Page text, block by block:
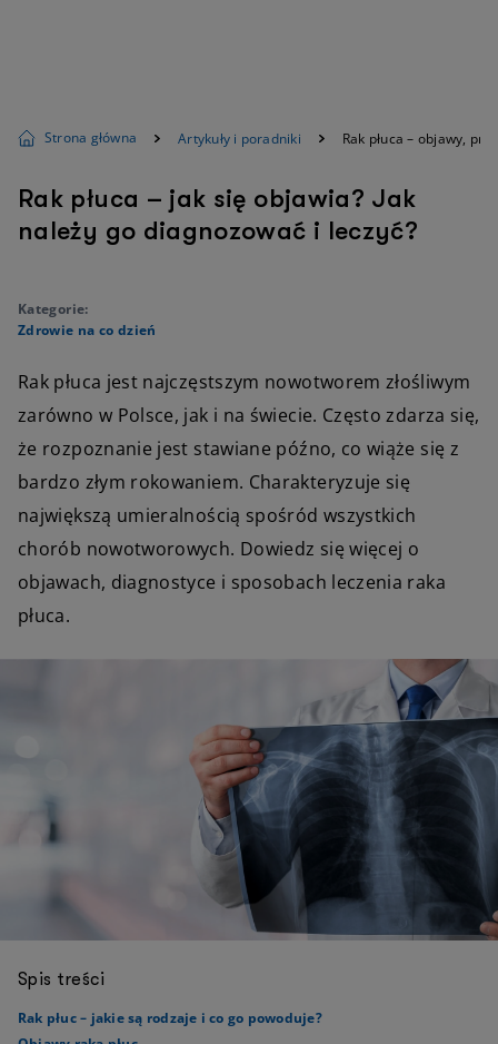
Strona główna Artykuły i poradniki Rak płuca – objawy,
Rak płuca – jak się objawia? Jak
należy go diagnozować i leczyć?
Kategorie:
Zdrowie na co dzień
Rak płuca jest najczęstszym nowotworem złośliwym
zarówno w Polsce, jak i na świecie. Często zdarza się,
że rozpoznanie jest stawiane późno, co wiąże się z
bardzo złym rokowaniem. Charakteryzuje się
największą umieralnością spośród wszystkich
chorób nowotworowych. Dowiedz się więcej o
objawach, diagnostyce i sposobach leczenia raka
płuca.
Spis treści
Rak płuc – jakie są rodzaje i co go powoduje?